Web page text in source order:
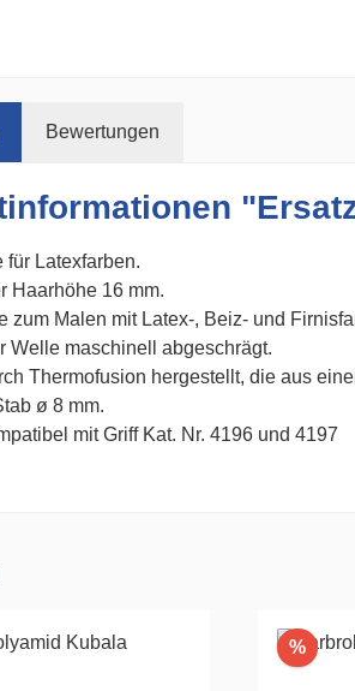
Bewertungen
für Latexfarben.
Haarhöhe 16 mm.
zum Malen mit Latex-, Beiz- und
Welle maschinell abgeschrägt.
Thermofusion hergestellt, die aus
ø 8 mm.
mit Griff Kat. Nr. 4196 und 4197
%